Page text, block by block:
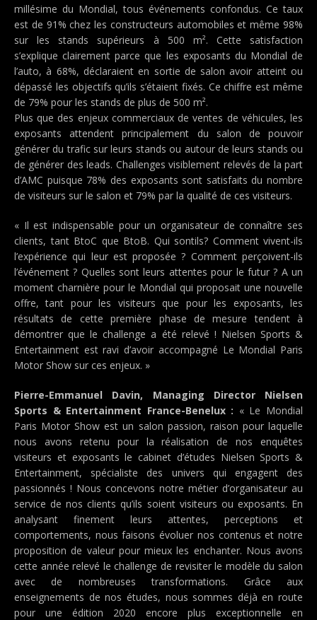
millésime du Mondial, tous événements confondus. Ce taux
est de 91% chez les constructeurs automobiles et même 98%
sur les stands supérieurs à 500 m². Cette satisfaction
s’explique clairement parce que les exposants du Mondial de
l’auto, à 68%, déclaraient en sortie de salon avoir atteint ou
dépassé les objectifs qu’ils s’étaient fixés. Ce chiffre est même
de 79% pour les stands de plus de 500 m².
Plus que des enjeux commerciaux de ventes de véhicules, les
exposants attendent principalement du salon de pouvoir
générer du trafic sur leurs stands ou autour de leurs stands ou
de générer des leads. Challenges visiblement relevés de la part
d’AMC puisque 78% des exposants sont satisfaits du nombre
de visiteurs sur le salon et 79% par la qualité de ces visiteurs.
« Il est indispensable pour un organisateur de connaître ses
clients, tant BtoC que BtoB. Qui sontils? Comment vivent-ils
l’expérience qui leur est proposée ? Comment perçoivent-ils
l’événement ? Quelles sont leurs attentes pour le futur ? A un
moment charnière pour le Mondial qui proposait une nouvelle
offre, tant pour les visiteurs que pour les exposants, les
résultats de cette première phase de mesure tendent à
démontrer que le challenge a été relevé ! Nielsen Sports &
Entertainment est ravi d’avoir accompagné Le Mondial Paris
Motor Show sur ces enjeux. »
Pierre-Emmanuel Davin, Managing Director Nielsen
Sports & Entertainment France-Benelux : « Le Mondial
Paris Motor Show est un salon passion, raison pour laquelle
nous avons retenu pour la réalisation de nos enquêtes
visiteurs et exposants le cabinet d’études Nielsen Sports &
Entertainment, spécialiste des univers qui engagent des
passionnés ! Nous concevons notre métier d’organisateur au
service de nos clients qu’ils soient visiteurs ou exposants. En
analysant finement leurs attentes, perceptions et
comportements, nous faisons évoluer nos contenus et notre
proposition de valeur pour mieux les enchanter. Nous avons
cette année relevé le challenge de revisiter le modèle du salon
avec de nombreuses transformations. Grâce aux
enseignements de nos études, nous sommes déjà en route
pour une édition 2020 encore plus exceptionnelle en